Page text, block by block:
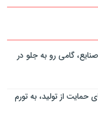
گامی رو به جلو در
حمایت از تولید، به تورم